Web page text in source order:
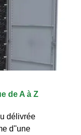
de A à Z
délivrée
d''une